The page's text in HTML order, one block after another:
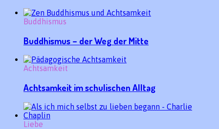
Buddhismus
Buddhismus – der Weg der Mitte
Achtsamkeit
Achtsamkeit im schulischen Alltag
Liebe